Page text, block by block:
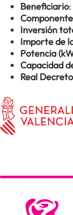
Beneficiario
Componente
Inversión
Importe de
Potencia
Capacidad
Real